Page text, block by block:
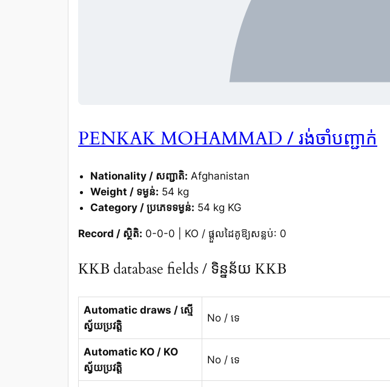
PENKAK MOHAMMAD/ រង់ចាំបញ្ជាក់
Nationality / សញ្ជាតិ: Afghanistan
Weight / ទម្ងន់: 54 kg
Category / ប្រភេទទម្ងន់: 54 kg KG
Record / ស្ថិតិ: 0-0-0 | KO / ផ្តួលដៃគូឱ្យសន្លប់: 0
KKB database fields / ទិន្នន័យ KKB
Automatic draws / ស្មើ
ស្វ័យប្រវត្តិ
No / ទេ
Automatic KO / KO
ស្វ័យប្រវត្តិ
No / ទេ